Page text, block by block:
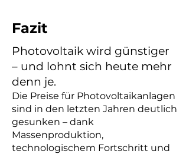
Fazit
Photovoltaik wird günstiger
– und lohnt sich heute mehr
denn je.
Die Preise für Photovoltaikanlagen
sind in den letzten Jahren deutlich
gesunken – dank
Massenproduktion,
technologischem Fortschritt und